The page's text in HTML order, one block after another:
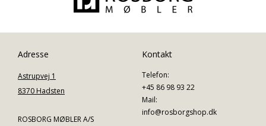
Adresse
Astrupvej 1
8370 Hadsten
ROSBORG MØBLER A/S
Kontakt
Telefon:
+45 86 98 93 22
Mail:
info@rosborgshop.dk